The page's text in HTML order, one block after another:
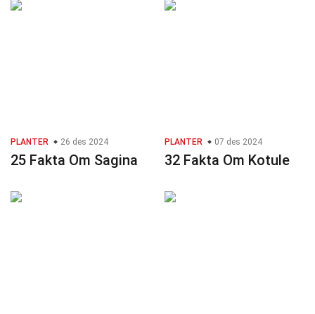
PLANTER 26 des 2024
25 Fakta Om Sagina
PLANTER 07 des 2024
32 Fakta Om Kotule